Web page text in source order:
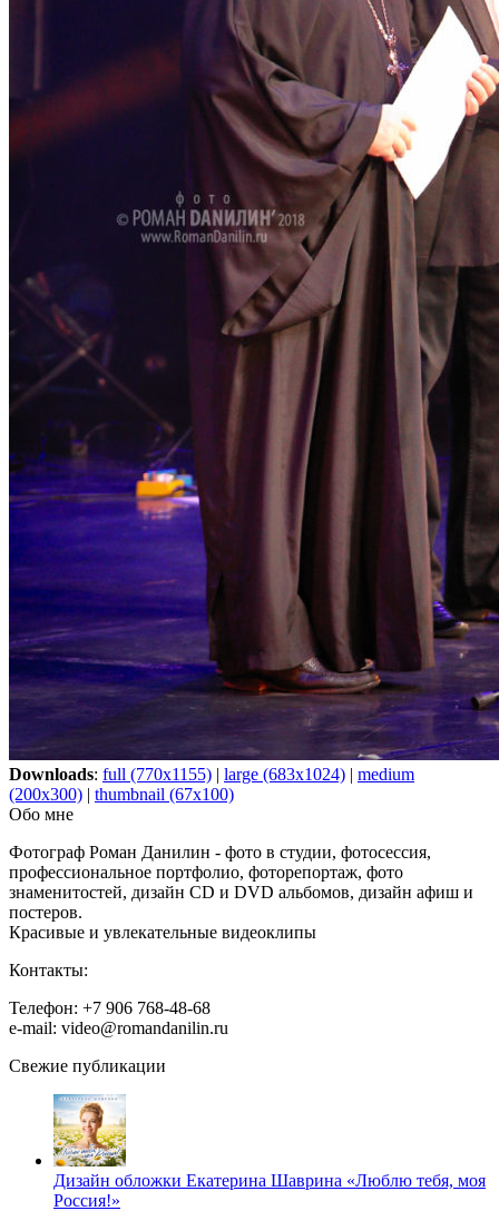
Downloads: full (770x1155) | large (683x1024) | medium
(200x300) | thumbnail (67x100)
Обо мне
Фотограф Роман Данилин - фото в студии, фотосессия,
профессиональное портфолио, фоторепортаж, фото
знаменитостей, дизайн CD и DVD альбомов, дизайн афиш и
постеров.
Красивые и увлекательные видеоклипы
Контакты:
Телефон: +7 906 768-48-68
e-mail: video@romandanilin.ru
Свежие публикации
Дизайн обложки Екатерина Шаврина «Люблю тебя, моя
Россия!»